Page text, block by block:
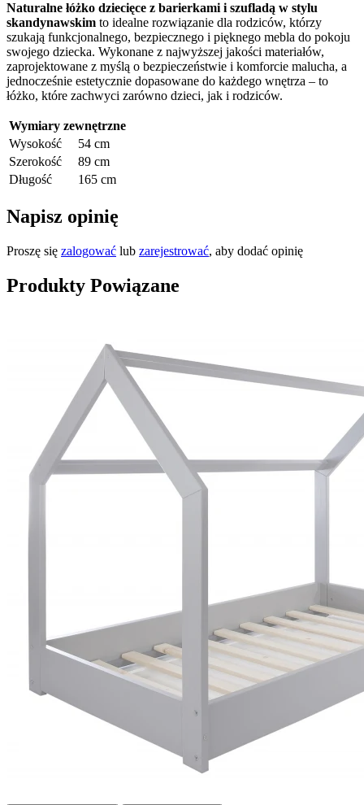
Naturalne łóżko dziecięce z barierkami i szufladą w stylu
skandynawskim to idealne rozwiązanie dla rodziców, którzy
szukają funkcjonalnego, bezpiecznego i pięknego mebla do pokoju
swojego dziecka. Wykonane z najwyższej jakości materiałów,
zaprojektowane z myślą o bezpieczeństwie i komforcie malucha, a
jednocześnie estetycznie dopasowane do każdego wnętrza – to
łóżko, które zachwyci zarówno dzieci, jak i rodziców.
Wymiary zewnętrzne
Wysokość
54 cm
Szerokość
89 cm
Długość
165 cm
Napisz opinię
Proszę się zalogować lub zarejestrować, aby dodać opinię
Produkty Powiązane